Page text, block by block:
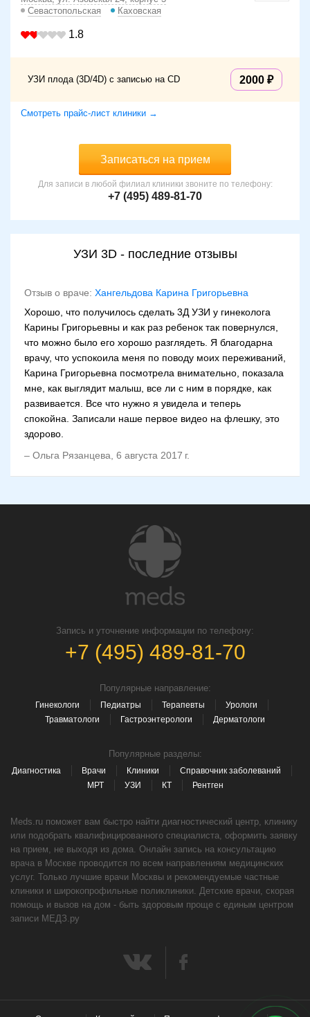
Севастопольская
Каховская
1.8
УЗИ плода (3D/4D) с записью на CD 2000
Смотреть прайс-лист клиники →
Записаться на прием
Для записи в любой филиал клиники звоните по телефону:
+7 (495) 489-81-70
УЗИ 3D - последние отзывы
Отзыв о враче: Хангельдова Карина Григорьевна
Хорошо, что получилось сделать 3Д УЗИ у гинеколога
Карины Григорьевны и как раз ребенок так повернулся,
что можно было его хорошо разглядеть. Я благодарна
врачу, что успокоила меня по поводу моих переживаний,
Карина Григорьевна посмотрела внимательно, показала
мне, как выглядит малыш, все ли с ним в порядке, как
развивается. Все что нужно я увидела и теперь
спокойна. Записали наше первое видео на флешку, это
здорово.
– Ольга Рязанцева, 6 августа 2017 г.
Запись и уточнение информации по телефону:
+7 (495) 489-81-70
Популярные направление:
Гинекологи Педиатры Терапевты
Урологи
Травматологи
Гастроэнтерологи Дерматологи
Популярные разделы:
Диагностика Врачи Клиники
Справочник заболеваний
МРТ
УЗИ КТ Рентген
Meds.ru поможет вам быстро найти диагностический центр, клинику
или подобрать квалифицированного специалиста, оформить заявку
на прием, не выходя из дома. Онлайн запись на консультацию
врача в Москве проводится по всем направлениям медицинских
услуг. Только лучшие врачи Москвы и рекомендуемые частные
клиники и широкопрофильные поликлиники. Детские врачи, скорая
помощь и вызов на дом - быть здоровым проще с единым центром
записи МЕДЗ.ру